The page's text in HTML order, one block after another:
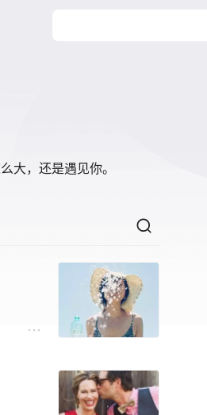
大，还是遇见你。